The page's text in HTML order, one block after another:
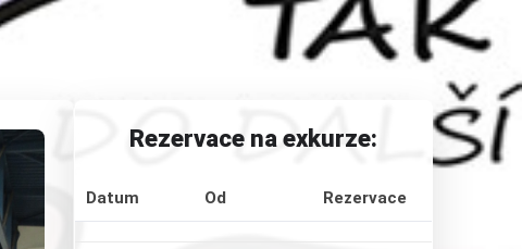
Rezervace na exkurze:
Datum Od Rezervace